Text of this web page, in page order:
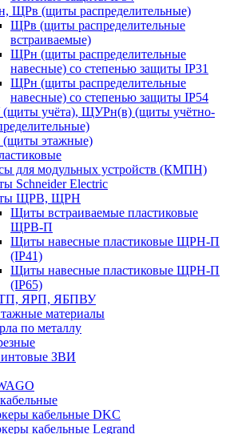
ЩРв (щиты распределительные)
ЩРв (щиты распределительные
встраиваемые)
ЩРн (щиты распределительные
навесные) со степенью защиты IP31
ЩРн (щиты распределительные
навесные) со степенью защиты IP54
учёта), ЩУРн(в) (щиты учётно-
этажные)
для модульных устройств (КМПН)
Schneider Electric
ЩРВ, ЩРН
Щиты встраиваемые пластиковые
ЩРВ-П
Щиты навесные пластиковые ЩРН-П
(IP41)
Щиты навесные пластиковые ЩРН-П
(IP65)
ЯРП, ЯБПВУ
материалы
по металлу
ЗВИ
кабельные DKC
кабельные Legrand